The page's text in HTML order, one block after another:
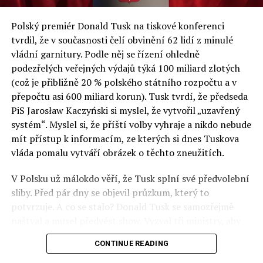
a východní Evropě.
Otázky spojené s vývojem umělé inteligence budou na
fóru AI zvláště diskutovanou oblastí. Fórum AI bude
zahrnovat vyhrazenou tematickou trať skládající se z
panelů, prezentací, workshopů a speciálních akcí.
Budou diskutovány klíčové otázky vlivu umělé
inteligence ve společnosti, ale i v sektoru veřejných a
komerčních služeb. Budou se diskutovat problémy a
výzvy, kterým bude muset trh čelit tváří v tvář zásadním
technologickým změnám. Účastníci fóra také zváží, do
technologií umělé inteligence v mnoha oblastech života
umožní Evropské unii obnovit konkurenceschopnost ve
vztahu ke globálním ekonomikám a nutnosti zajistit
Polský premiér Donald Tusk na tiskové konferenci
tvrdil, že v současnosti čelí obvinění 62 lidí z minulé
vládní garnitury. Podle něj se řízení ohledně
podezřelých veřejných výdajů týká 100 miliard zlotých
(což je přibližně 20 % polského státního rozpočtu a v
přepočtu asi 600 miliard korun). Tusk tvrdí, že předseda
PiS Jarosław Kaczyński si myslel, že vytvořil „uzavřený
systém“. Myslel si, že příští volby vyhraje a nikdo nebude
mít přístup k informacím, ze kterých si dnes Tuskova
vláda pomalu vytváří obrázek o těchto zneužitích.
V Polsku už málokdo věří, že Tusk splní své předvolební
sliby. Před pár dny se objevil průzkum, který to
potvrzuje. A co se stalo? Donald Tusk se samozřejmě
před kamerami podepsali dohodu o stíhání členů PiS, a
ti poslušně ono divadlo předvedli. Andrzej Domański
CONTINUE READING